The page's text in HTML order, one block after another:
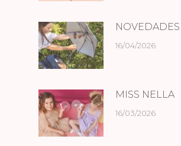
16/04/2026
MISS NELLA
16/03/2026